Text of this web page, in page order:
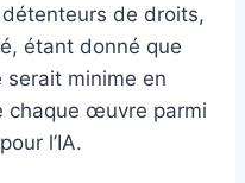
de droits,
étant donné que
minime en
chaque œuvre parmi
l’IA.